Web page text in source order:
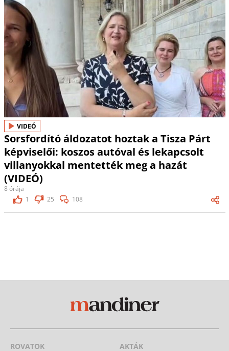
VIDEÓ
Sorsfordító áldozatot hoztak a Tisza Párt
képviselői: koszos autóval és lekapcsolt
villanyokkal mentették meg a hazát
(VIDEÓ)
8 órája
1
25 108
ROVATOK
AKTÁK